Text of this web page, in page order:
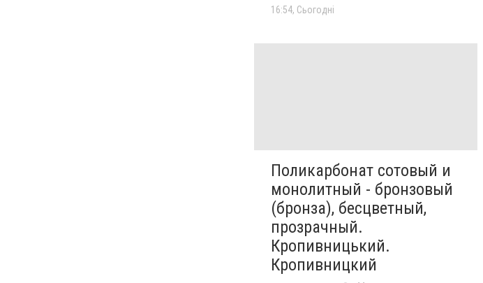
16:54, Сьогодні
Поликарбонат сотовый и
монолитный - бронзовый
(бронза), бесцветный,
прозрачный.
Кропивницький.
Кропивницкий